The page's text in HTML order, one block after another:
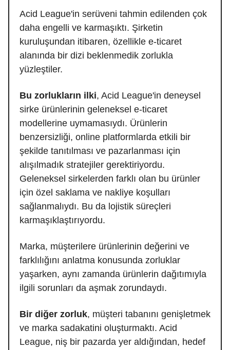
Acid League'in serüveni tahmin edilenden çok
daha engelli ve karmaşıktı. Şirketin
kuruluşundan itibaren, özellikle e-ticaret
alanında bir dizi beklenmedik zorlukla
yüzleştiler.
Bu zorlukların ilki, Acid League'in deneysel
sirke ürünlerinin geleneksel e-ticaret
modellerine uymamasıydı. Ürünlerin
benzersizliği, online platformlarda etkili bir
şekilde tanıtılması ve pazarlanması için
alışılmadık stratejiler gerektiriyordu.
Geleneksel sirkelerden farklı olan bu ürünler
için özel saklama ve nakliye koşulları
sağlanmalıydı. Bu da lojistik süreçleri
karmaşıklaştırıyordu.
Marka, müşterilere ürünlerinin değerini ve
farklılığını anlatma konusunda zorluklar
yaşarken, aynı zamanda ürünlerin dağıtımıyla
ilgili sorunları da aşmak zorundaydı.
Bir diğer zorluk, müşteri tabanını genişletmek
ve marka sadakatini oluşturmaktı. Acid
League, niş bir pazarda yer aldığından, hedef